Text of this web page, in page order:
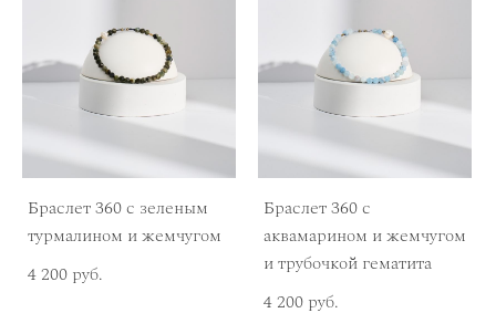
Браслет 360 с зеленым
турмалином и жемчугом
4 200 pуб.
Браслет 360 с
аквамарином и жемчугом
и трубочкой гематита
4 200 pуб.